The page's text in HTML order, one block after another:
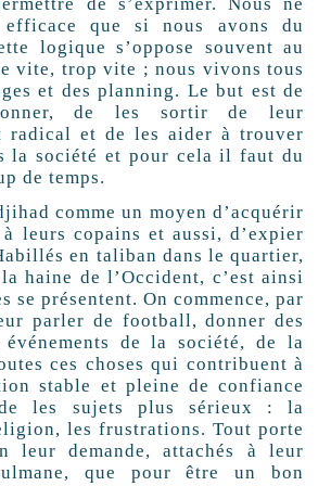
de s’exprimer. Nous ne
efficace que si nous avons du
logique s’oppose souvent au
vite, trop vite ; nous vivons tous
et des planning. Le but est de
de les sortir de leur
radical et de les aider à trouver
la société et pour cela il faut du
de temps.
comme un moyen d’acquérir
leurs copains et aussi, d’expier
en taliban dans le quartier,
haine de l’Occident, c’est ainsi
se présentent. On commence, par
parler de football, donner des
événements de la société, de la
ces choses qui contribuent à
stable et pleine de confiance
les sujets plus sérieux : la
les frustrations. Tout porte
leur demande, attachés à leur
que pour être un bon